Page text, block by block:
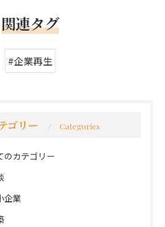
関連タグ
#企業再生
ゴリー Categories
のカテゴリー
企業